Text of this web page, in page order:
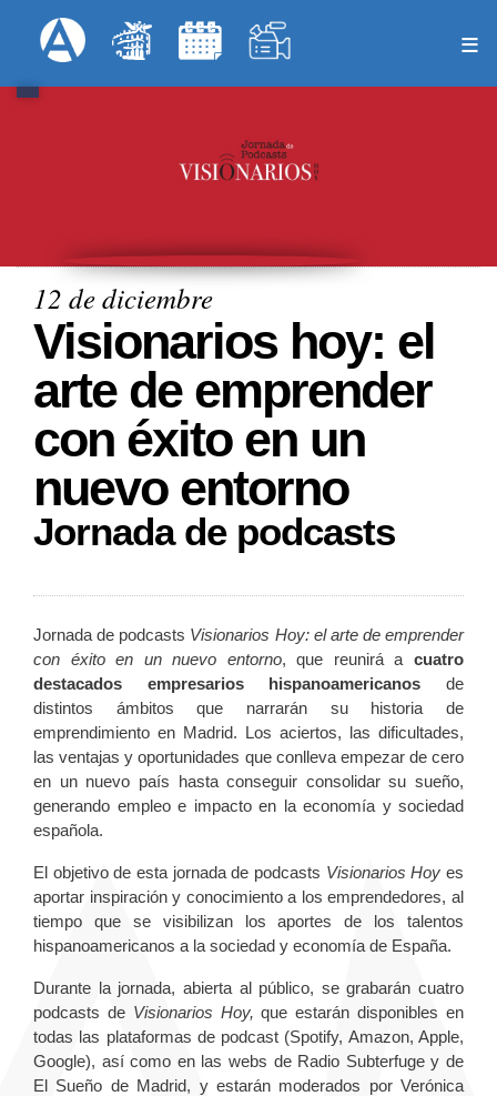
al
Menú Superior
12 de diciembre
Visionarios hoy: el
arte de emprender
con éxito en un
nuevo entorno
Jornada de podcasts
Jornada de podcasts Visionarios Hoy: el arte de emprender
con éxito en un nuevo entorno, que reunirá acuatro
destacados empresarios hispanoamericanos de
distintos ámbitos que narrarán su historia de
emprendimiento en Madrid. Los aciertos, las dificultades,
las ventajas y oportunidades que conlleva empezar de cero
en un nuevo país hasta conseguir consolidar su sueño,
generando empleo e impacto en la economía y sociedad
española.
El objetivo de esta jornada de podcasts Visionarios Hoy es
aportar inspiración y conocimiento a los emprendedores, al
tiempo que se visibilizan los aportes de los talentos
hispanoamericanos a la sociedad y economía de España.
Durante la jornada, abierta al público, se grabarán cuatro
podcasts de Visionarios Hoy, que estarán disponibles en
todas las plataformas de podcast (Spotify, Amazon, Apple,
Google), así como en las webs de Radio Subterfuge y de
El Sueño de Madrid, y estarán moderados por Verónica